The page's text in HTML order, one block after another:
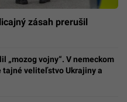
zásah prerušil
„mozog vojny“. V nemeckom
tajné veliteľstvo Ukrajiny a